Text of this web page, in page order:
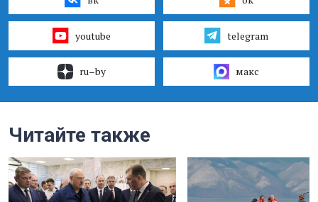
youtube telegram
ru–by макс
Читайте также